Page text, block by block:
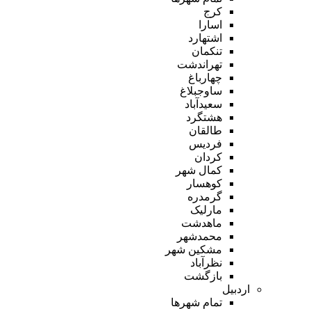
کرج
اسارا
اشتهارد
تنکمان
تهراندشت
چهارباغ
ساوجبلاغ
سعیدآباد
هشتگرد
طالقان
فردیس
کردان
کمال شهر
کوهسار
گرمدره
مارلیک
ماهدشت
محمدشهر
مشکین شهر
نظرآباد
بازگشت
اردبیل
تمام شهر‌ها